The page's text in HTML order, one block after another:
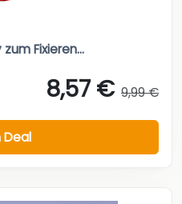
Fixieren...
8,57 € 9,99 €
Deal